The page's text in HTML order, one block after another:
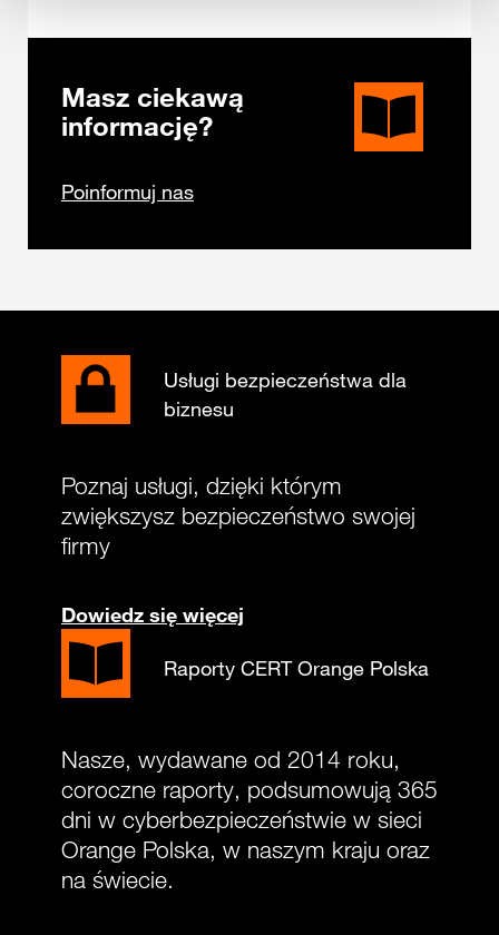
Masz ciekawą
informację?
Poinformuj nas
Usługi bezpieczeństwa dla
biznesu
Poznaj usługi, dzięki którym
zwiększysz bezpieczeństwo swojej
firmy
Dowiedz się więcej
Raporty CERT Orange Polska
Nasze, wydawane od 2014 roku,
coroczne raporty, podsumowują 365
dni w cyberbezpieczeństwie w sieci
Orange Polska, w naszym kraju oraz
na świecie.